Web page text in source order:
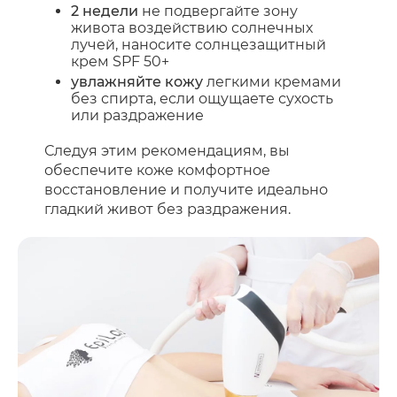
2 недели не подвергайте зону
живота воздействию солнечных
лучей, наносите солнцезащитный
крем SPF 50+
увлажняйте кожу легкими кремами
без спирта, если ощущаете сухость
или раздражение
Следуя этим рекомендациям, вы
обеспечите коже комфортное
восстановление и получите идеально
гладкий живот без раздражения.